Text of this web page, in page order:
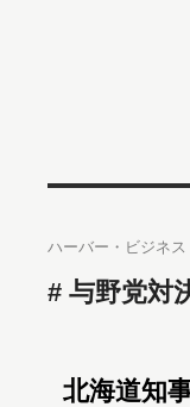
ハーバー・ビジネ
与野党対
北海道知